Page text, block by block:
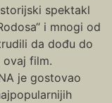
spektakl
i mnogi od
da dođu do
ovaj film.
je gostovao